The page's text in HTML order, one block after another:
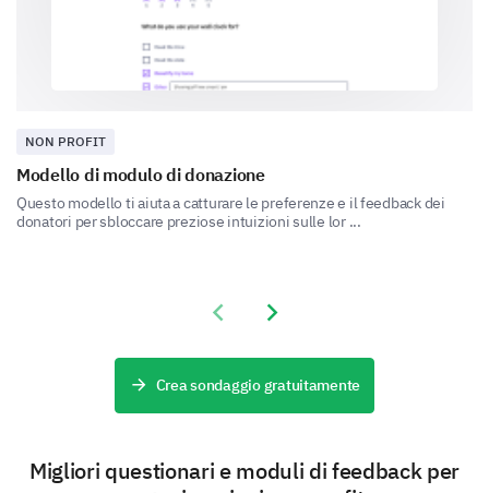
Self-Help
NON PROFIT
Modello di modulo di donazione
Questo modello ti aiuta a catturare le preferenze e il feedback dei
donatori per sbloccare preziose intuizioni sulle lor ...
Previous slide
Next slide
Crea sondaggio gratuitamente
Migliori questionari e moduli di feedback per